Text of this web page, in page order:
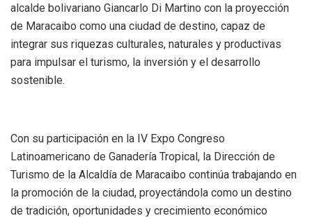
alcalde bolivariano Giancarlo Di Martino con la proyección
de Maracaibo como una ciudad de destino, capaz de
integrar sus riquezas culturales, naturales y productivas
para impulsar el turismo, la inversión y el desarrollo
sostenible.
Con su participación en la IV Expo Congreso
Latinoamericano de Ganadería Tropical, la Dirección de
Turismo de la Alcaldía de Maracaibo continúa trabajando en
la promoción de la ciudad, proyectándola como un destino
de tradición, oportunidades y crecimiento económico